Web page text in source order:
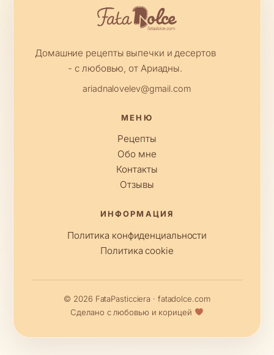
Домашние рецепты выпечки и десертов
- с любовью, от Ариадны.
ariadnalovelev@gmail.com
МЕНЮ
Рецепты
Обо мне
Контакты
Отзывы
ИНФОРМАЦИЯ
Политика конфиденциальности
Политика cookie
© 2026 FataPasticciera · fatadolce.com
Сделано с любовью и корицей